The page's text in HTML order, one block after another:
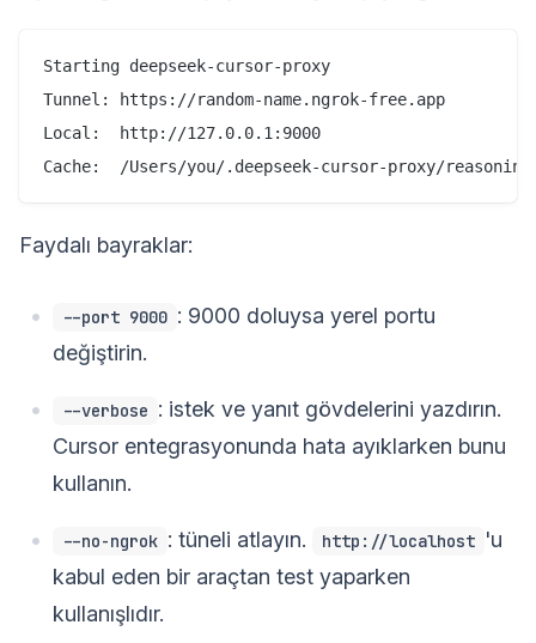
Starting deepseek-cursor-proxy
Tunnel: https://random-name.ngrok-free.app
Local:  http://127.0.0.1:9000
Faydalı bayraklar:
--port 9000 : 9000 doluysa yerel portu
değiştirin.
--verbose : istek ve yanıt gövdelerini yazdırın.
Cursor entegrasyonunda hata ayıklarken bunu
kullanın.
--no-ngrok : tüneli atlayın. http://localhost 'u
kabul eden bir araçtan test yaparken
kullanışlıdır.